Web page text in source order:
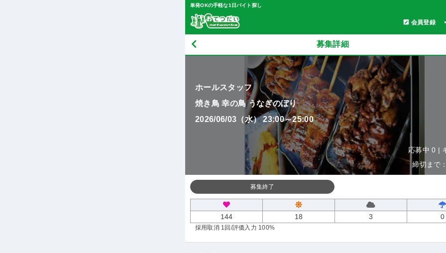
単発OKの手軽な1日バイト探し
会員登録
募集詳細
ホールスタッフ
焼き鳥 幸の鳥 うなぎのぼり
2026/06/03（水） 23:00～25:00
応募中 0 |
締切まで
募集終了
144 18 3 0
採用取消 1回 /評価入力 100%